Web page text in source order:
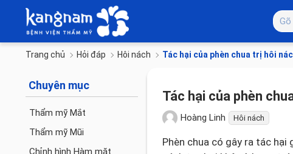
Trang chủ Hỏi đáp Hôi nách Tác hại của phèn chua trị hôi
Chuyên mục
Thẩm mỹ Mắt
Thẩm mỹ Mũi
Chỉnh hình Hàm mặt
Tác hại của phèn
Hoàng Linh Hôi nách
Phèn chua có gây ra tác